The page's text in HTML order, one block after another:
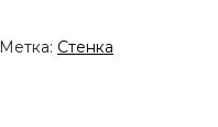
Метка: Стенка